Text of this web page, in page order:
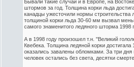
Бывали такие случаи и в Европе, на
штормов за год. Толщина корки льда
канадцы ужесточили нормы строительства
толщиной корки льда 30-60 мм вызвал
самого знаменитого ледяного шторма 1998
А в 1998 году произошел т.н. "Великий
Квебека. Толщина ледяной корки
оказались завалены обломками. За три
человек остались без света, десятки